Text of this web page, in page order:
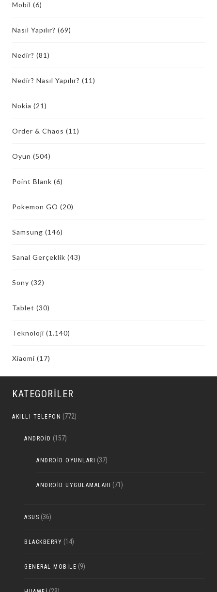
Mobil (6)
Nasıl Yapılır? (69)
Nedir? (81)
Nedir? Nasıl Yapılır? (11)
Nokia (21)
Order & Chaos (11)
Oyun (504)
Point Blank (6)
Pokemon GO (20)
Samsung (146)
Sanal Gerçeklik (43)
Sony (32)
Tablet (30)
Teknoloji (1.140)
Xiaomi (17)
KATEGORILER
AKILLI TELEFON (772)
ANDROID (157)
ANDROID OYUNLARI (37)
ANDROID UYGULAMALARI (71)
ASUS (36)
BLACKBERRY (14)
GENERAL MOBILE (9)